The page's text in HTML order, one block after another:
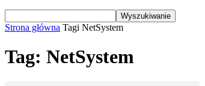
Strona główna Tagi NetSystem
Tag: NetSystem